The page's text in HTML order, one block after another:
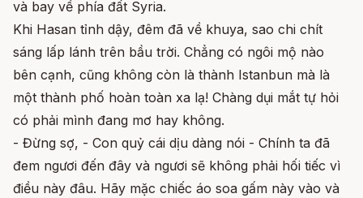
và bay về phía đất Syria.
Khi Hasan tỉnh dậy, đêm đã về khuya, sao chi chít
sáng lấp lánh trên bầu trời. Chẳng có ngôi mộ nào
bên cạnh, cũng không còn là thành Istanbun mà là
một thành phố hoàn toàn xa lạ! Chàng dụi mắt tự hỏi
có phải mình đang mơ hay không.
- Đừng sợ, - Con quỷ cái dịu dàng nói - Chính ta đã
đem ngươi đến đây và ngươi sẽ không phải hối tiếc vì
điều này đâu. Hãy mặc chiếc áo soa gấm này vào và